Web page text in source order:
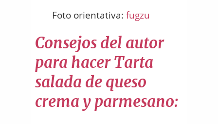
Foto orientativa: fugzu
Consejos del autor
para hacer Tarta
salada de queso
crema y parmesano: